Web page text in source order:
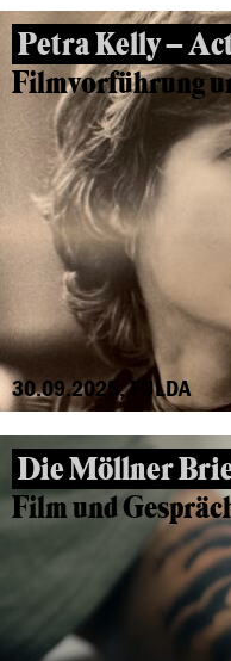
Petra Kelly –
Filmvorführung
30.09.2025, FULDA
Die Möllner
Film und